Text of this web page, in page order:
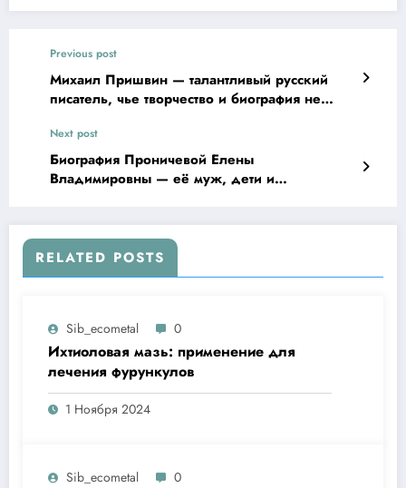
Previous post
Михаил Пришвин — талантливый русский
писатель, чье творчество и биография не
Next post
Биография Проничевой Елены
Владимировны — её муж, дети и
RELATED POSTS
Sib_ecometal 0
Ихтиоловая мазь: применение для
лечения фурункулов
1 Ноября 2024
Sib_ecometal 0